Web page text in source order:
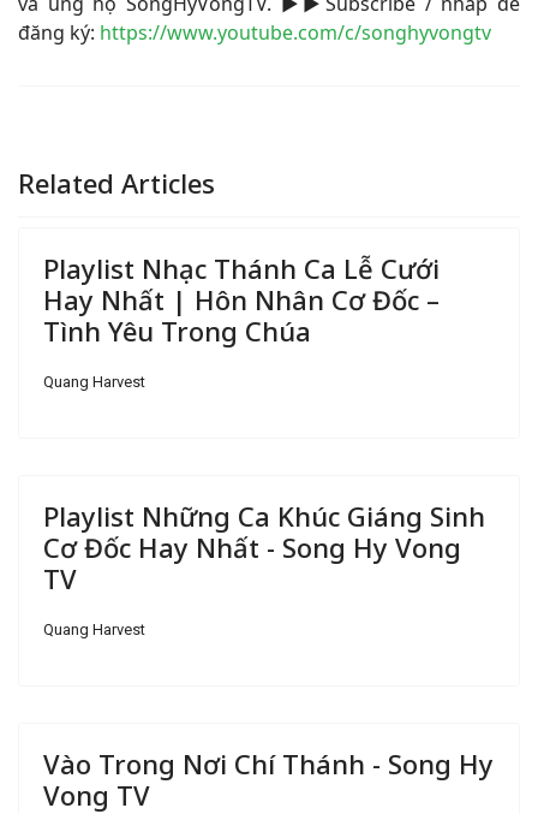
đăng ký: https://www.youtube.com/c/songhyvongtv
Related Articles
Playlist Nhạc Thánh Ca Lễ Cưới
Hay Nhất | Hôn Nhân Cơ Đốc –
Tình Yêu Trong Chúa
Quang Harvest
Playlist Những Ca Khúc Giáng Sinh
Cơ Đốc Hay Nhất - Song Hy Vong
TV
Quang Harvest
Vào Trong Nơi Chí Thánh - Song Hy
Vong TV